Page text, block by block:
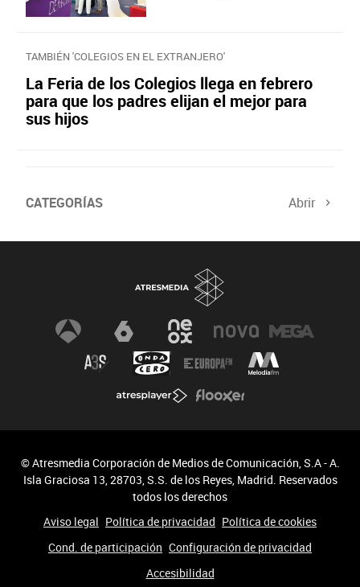
TAMBIÉN 'COLEGIOS EN EL EXTRANJERO'
La Feria de los Colegios llega en febrero
para que los padres elijan el mejor para
sus hijos
CATEGORÍAS Abrir
© Atresmedia Corporación de Medios de Comunicación, S.A - A.
Isla Graciosa 13, 28703, S.S. de los Reyes, Madrid. Reservados
todos los derechos
Aviso legal Política de privacidad Política de cookies
Cond. de participación Configuración de privacidad
Accesibilidad